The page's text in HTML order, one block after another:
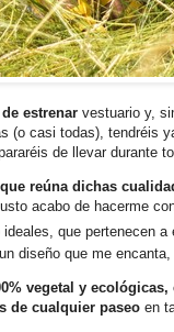
estrenar vestuario y,
(o casi todas), tendréis
de llevar durante
reúna dichas
acabo de hacerme
ideales, que pertenecen a
diseño que me
vegetal y ecológicas,
de cualquier paseo en